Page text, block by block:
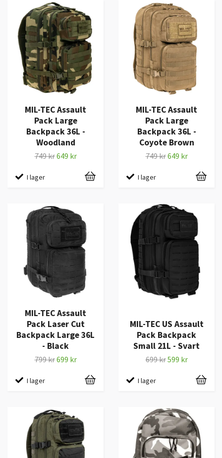
MIL-TEC Assault
Pack Large
Backpack 36L -
Woodland
749 kr649 kr
I lager
MIL-TEC Assault
Pack Large
Backpack 36L -
Coyote Brown
749 kr649 kr
I lager
MIL-TEC Assault
Pack Laser Cut
Backpack Large 36L
- Black
799 kr699 kr
I lager
MIL-TEC US Assault
Pack Backpack
Small 21L - Svart
699 kr599 kr
I lager